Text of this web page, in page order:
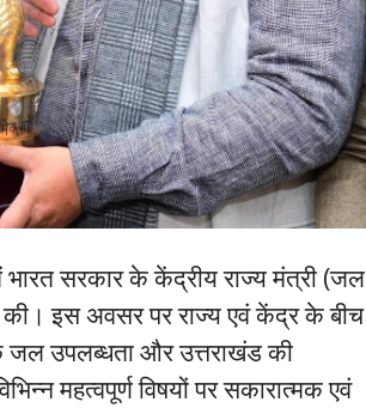
सरकार के केंद्रीय राज्य मंत्री (जल
की। इस अवसर पर राज्य एवं केंद्र के बीच
उपलब्धता और उत्तराखंड की
महत्वपूर्ण विषयों पर सकारात्मक एवं